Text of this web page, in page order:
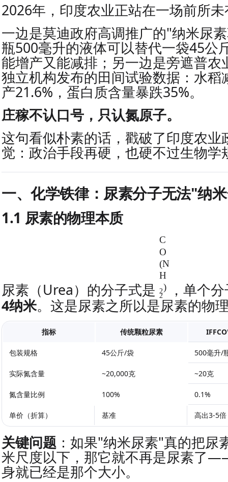
2026年，印度农业正站在一场前所
一边是莫迪政府高调推广的"纳米尿
瓶500毫升的液体可以替代一袋45公
能增产又能减排；另一边是旁遮普农
独立机构发布的田间试验数据：水稻
产21.6%，蛋白质含量暴跌35%。
庄稼不认口号，只认氮原子。
这句看似朴素的话，戳破了印度农业
觉：政治手段再硬，也硬不过生物学
一、化学铁律：尿素分子无法"纳
1.1 尿素的物理本质
尿素（Urea）的分子式是
C
O
(
N
H
2
)
2
C
O
(N
H
2)
2
，单个
4纳米。这是尿素之所以是尿素的物
指标 传统颗粒尿素
包装规格 45公斤/袋 500毫升/
实际氮含量 ~20,000克 ~20克
氮含量比例 100% 0.1%
单价（折算） 基准 高出3-5倍
关键问题 ：如果"纳米尿素"真的把尿
米尺度以下，那它就不再是尿素了
身就已经是那个大小。